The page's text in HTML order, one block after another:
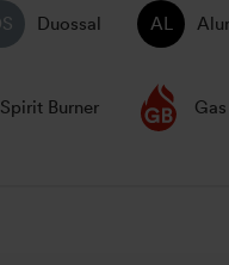
Duossal
Spirit Burner